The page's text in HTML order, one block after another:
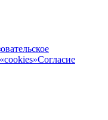
Согласие